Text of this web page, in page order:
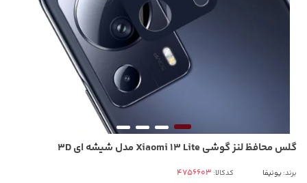
گلس محافظ لنز گوشی Xiaomi 13 Lite مدل شیشه ای 3D
برند:یونیفا کدکالا: